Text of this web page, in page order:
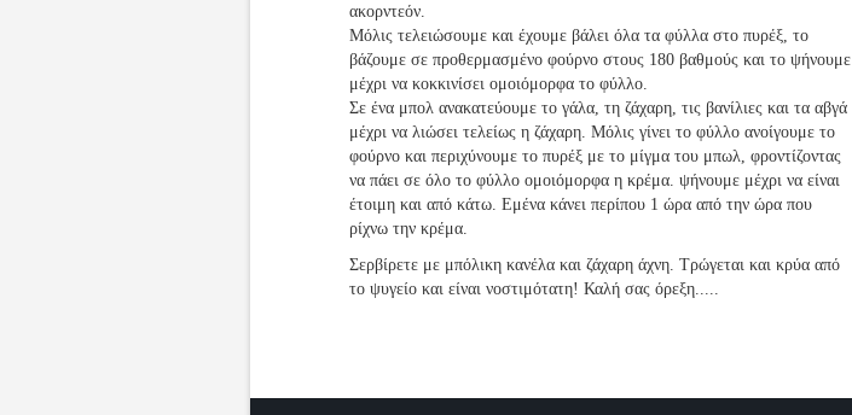
ακορντεόν.
Μόλις τελειώσουμε και έχουμε βάλει όλα τα φύλλα στο πυρέξ, το
βάζουμε σε προθερμασμένο φούρνο στους 180 βαθμούς και το ψήνουμε
μέχρι να κοκκινίσει ομοιόμορφα το φύλλο.
Σε ένα μπολ ανακατεύουμε το γάλα, τη ζάχαρη, τις βανίλιες και τα αβγά
μέχρι να λιώσει τελείως η ζάχαρη. Μόλις γίνει το φύλλο ανοίγουμε το
φούρνο και περιχύνουμε το πυρέξ με το μίγμα του μπωλ, φροντίζοντας
να πάει σε όλο το φύλλο ομοιόμορφα η κρέμα. ψήνουμε μέχρι να είναι
έτοιμη και από κάτω. Εμένα κάνει περίπου 1 ώρα από την ώρα που
ρίχνω την κρέμα.
Σερβίρετε με μπόλικη κανέλα και ζάχαρη άχνη. Τρώγεται και κρύα από
το ψυγείο και είναι νοστιμότατη! Καλή σας όρεξη.....